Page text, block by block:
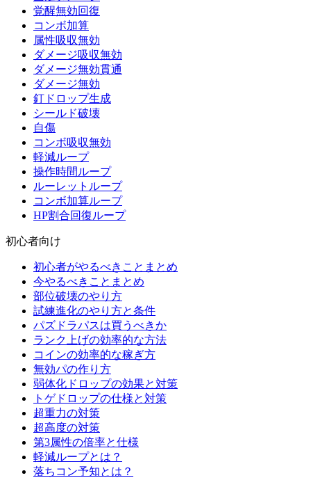
覚醒無効回復
コンボ加算
属性吸収無効
ダメージ吸収無効
ダメージ無効貫通
ダメージ無効
釘ドロップ生成
シールド破壊
自傷
コンボ吸収無効
軽減ループ
操作時間ループ
ルーレットループ
コンボ加算ループ
HP割合回復ループ
初心者向け
初心者がやるべきことまとめ
今やるべきことまとめ
部位破壊のやり方
試練進化のやり方と条件
パズドラパスは買うべきか
ランク上げの効率的な方法
コインの効率的な稼ぎ方
無効パの作り方
弱体化ドロップの効果と対策
トゲドロップの仕様と対策
超重力の対策
超高度の対策
第3属性の倍率と仕様
軽減ループとは？
落ちコン予知とは？